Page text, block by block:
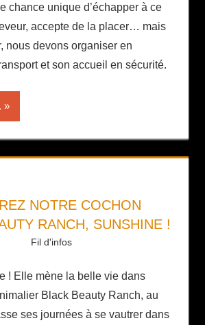
chance unique d’échapper à ce
accepte de la placer… mais
nous devons organiser en
et son accueil en sécurité.
NOTRE COCHON
RANCH, SUNSHINE !
Daniel
Fil d'infos
! Elle mène la belle vie dans
Black Beauty Ranch, au
ses journées à se vautrer dans